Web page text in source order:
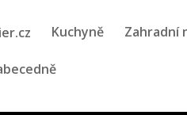
Kuchyně Zahradní